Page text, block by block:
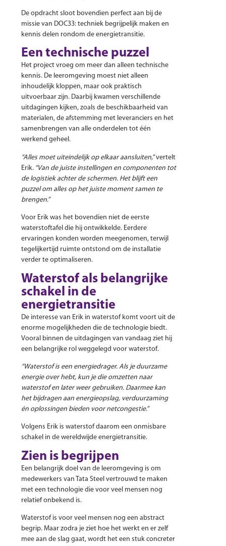
De opdracht sloot bovendien perfect aan bij de
missie van DOC33: techniek begrijpelijk maken en
kennis delen rondom de energietransitie.
Een technische puzzel
Het project vroeg om meer dan alleen technische
kennis. De leeromgeving moest niet alleen
inhoudelijk kloppen, maar ook praktisch
uitvoerbaar zijn. Daarbij kwamen verschillende
uitdagingen kijken, zoals de beschikbaarheid van
materialen, de afstemming met leveranciers en het
samenbrengen van alle onderdelen tot één
werkend geheel.
“Alles moet uiteindelijk op elkaar aansluiten,”vertelt
Erik. “Van de juiste instellingen en componenten tot
de logistiek achter de schermen. Het blijft een
puzzel om alles op het juiste moment samen te
brengen.”
Voor Erik was het bovendien niet de eerste
waterstoftafel die hij ontwikkelde. Eerdere
ervaringen konden worden meegenomen, terwijl
tegelijkertijd ruimte ontstond om de installatie
verder te optimaliseren.
Waterstof als belangrijke
schakel in de
energietransitie
De interesse van Erik in waterstof komt voort uit de
enorme mogelijkheden die de technologie biedt.
Vooral binnen de uitdagingen van vandaag ziet hij
een belangrijke rol weggelegd voor waterstof.
“Waterstof is een energiedrager. Als je duurzame
energie over hebt, kun je die omzetten naar
waterstof en later weer gebruiken. Daarmee kan
het bijdragen aan energieopslag, verduurzaming
én oplossingen bieden voor netcongestie.”
Volgens Erik is waterstof daarom een onmisbare
schakel in de wereldwijde energietransitie.
Zien is begrijpen
Een belangrijk doel van de leeromgeving is om
medewerkers van Tata Steel vertrouwd te maken
met een technologie die voor veel mensen nog
relatief onbekend is.
Waterstof is voor veel mensen nog een abstract
begrip. Maar zodra je ziet hoe het werkt en er zelf
mee aan de slag gaat, wordt het een stuk concreter